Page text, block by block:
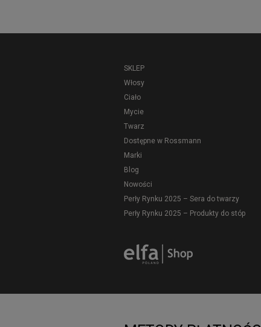
SKLEP
Włosy
Ciało
Mycie
Twarz
Dostępne w Rossmann
Marki
Blog
Nowości
Perły Rynku 2025 – Sera do twarzy
Perły Rynku 2025 – Produkty do stóp